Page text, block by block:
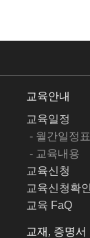
교육안내
교육일정
- 월간일정표
- 교육내용
교육신청
교육신청확인
교육 FaQ
교재, 증명서